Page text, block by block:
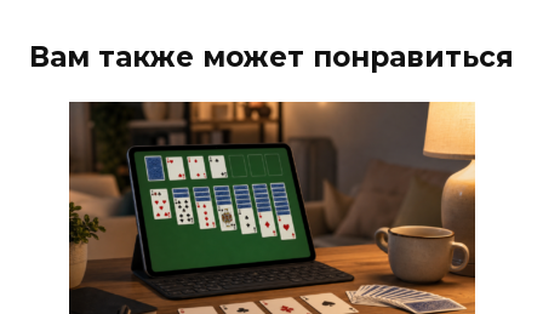
Вам также может понравиться